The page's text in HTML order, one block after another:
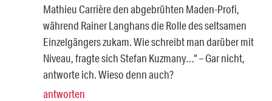
Mathieu Carrière den abgebrühten Maden-Profi,
während Rainer Langhans die Rolle des seltsamen
Einzelgängers zukam. Wie schreibt man darüber mit
Niveau, fragte sich Stefan Kuzmany…“ – Gar nicht,
antworte ich. Wieso denn auch?
antworten